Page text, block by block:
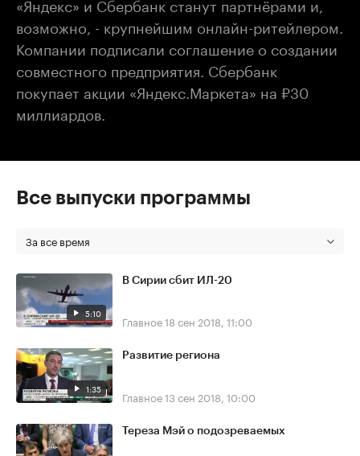
возможно, - крупнейшим онлайн-ритейлером.
Компании подписали соглашение о создании
совместного предприятия. Сбербанк
покупает акции «Яндекс.Маркета» на ₽30
миллиардов.
Все выпуски программы
За все время
5:10
В Сирии сбит ИЛ-20
Главное18 сен 2018, 11:00
1:35
Развитие региона
Главное13 сен 2018, 10:00
Тереза Мэй о подозреваемых